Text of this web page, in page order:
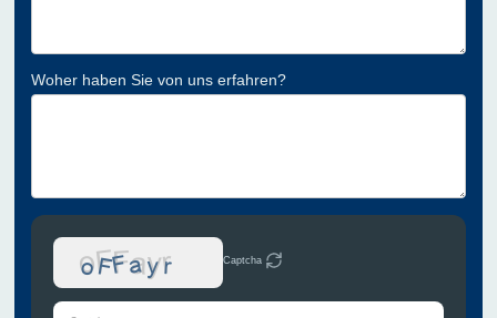
Woher haben Sie von uns erfahren?
Captcha